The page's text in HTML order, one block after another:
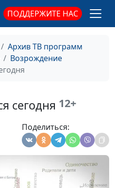
ПОДДЕРЖИТЕ НАС
Архив ТВ программ
Возрождение
сегодня 12+
Поделиться:
священнослужитель
Виталий Киссер,
#107
Виталий Киссер,
священнослужитель
священнослужитель
Виталий Грушко,
священнослужитель
#104
священнослужитель